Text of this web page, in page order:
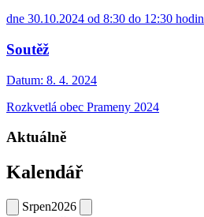
dne 30.10.2024 od 8:30 do 12:30 hodin
Soutěž
Datum: 8. 4. 2024
Rozkvetlá obec Prameny 2024
Aktuálně
Kalendář
Srpen2026